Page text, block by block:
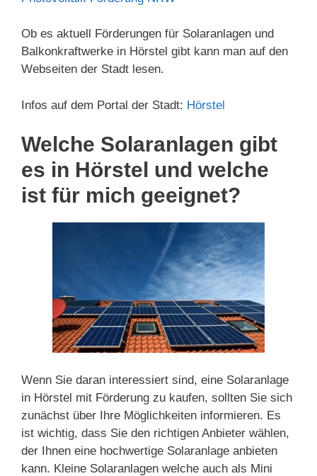
Ob es aktuell Förderungen für Solaranlagen und
Balkonkraftwerke in Hörstel gibt kann man auf den
Webseiten der Stadt lesen.
Infos auf dem Portal der Stadt: Hörstel
Welche Solaranlagen gibt
es in Hörstel und welche
ist für mich geeignet?
Wenn Sie daran interessiert sind, eine Solaranlage
in Hörstel mit Förderung zu kaufen, sollten Sie sich
zunächst über Ihre Möglichkeiten informieren. Es
ist wichtig, dass Sie den richtigen Anbieter wählen,
der Ihnen eine hochwertige Solaranlage anbieten
kann. Kleine Solaranlagen welche auch als Mini